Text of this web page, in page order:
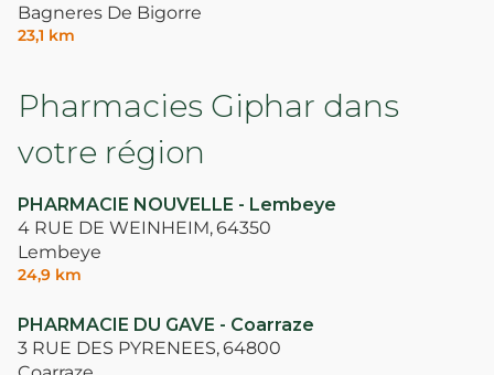
Bagneres De Bigorre
23,1 km
Pharmacies Giphar dans
votre région
PHARMACIE NOUVELLE - Lembeye
4 RUE DE WEINHEIM,64350
Lembeye
24,9 km
PHARMACIE DU GAVE - Coarraze
3 RUE DES PYRENEES,64800